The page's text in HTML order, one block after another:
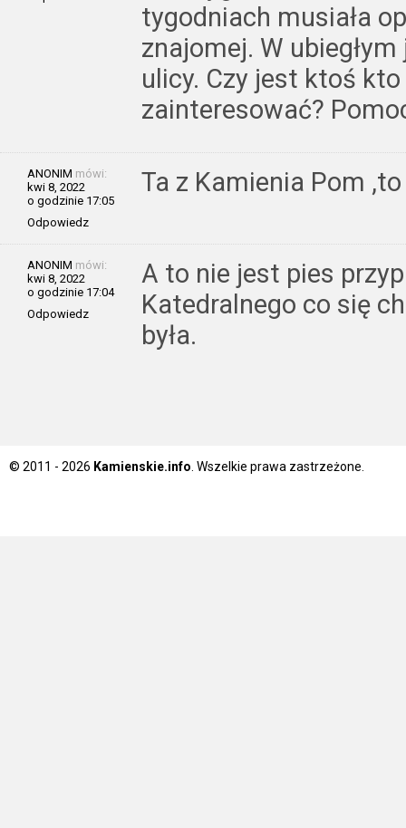
tygodniach musiała
znajomej. W
ulicy. Czy jest ktoś
zainteresować?
ANONIM mówi:
kwi 8, 2022
o godzinie 17:05
Odpowiedz
Ta z Kamienia Pom
ANONIM mówi:
kwi 8, 2022
o godzinie 17:04
Odpowiedz
A to nie jest pies
Katedralnego co się
była.
© 2011 - 2026 Kamienskie.info. Wszelkie prawa zastrzeżone.